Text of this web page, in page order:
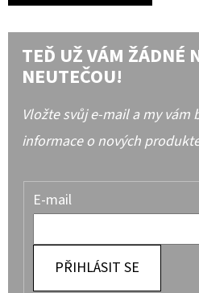
TEĎ UŽ VÁM ŽÁDNÉ
NEUTEČOU!
Vložte svůj e-mail a my vám
informace o nových
E-mail
PŘIHLÁSIT SE